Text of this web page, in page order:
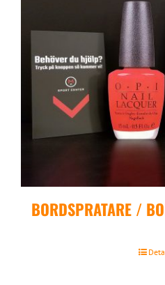
BORDSPRATARE /